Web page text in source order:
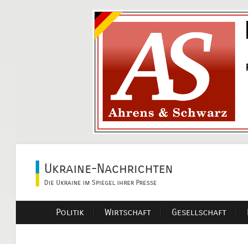
Ukraine-Nachrichten
Die Ukraine im Spiegel ihrer Presse
Politik Wirtschaft Gesellschaft